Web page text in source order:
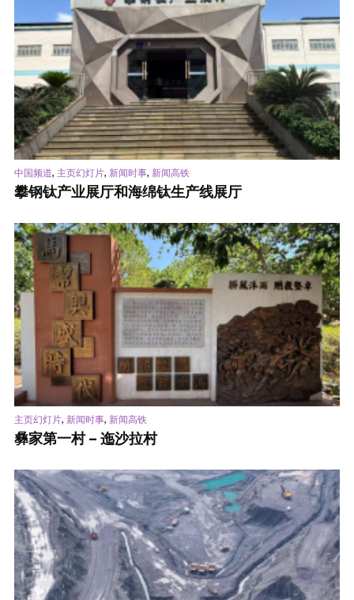
中国频道, 主页幻灯片, 新闻时事, 新闻高铁
攀钢钛产业展厅和海绵钛生产线展厅
主页幻灯片, 新闻时事, 新闻高铁
彝家第一村 – 迤沙拉村